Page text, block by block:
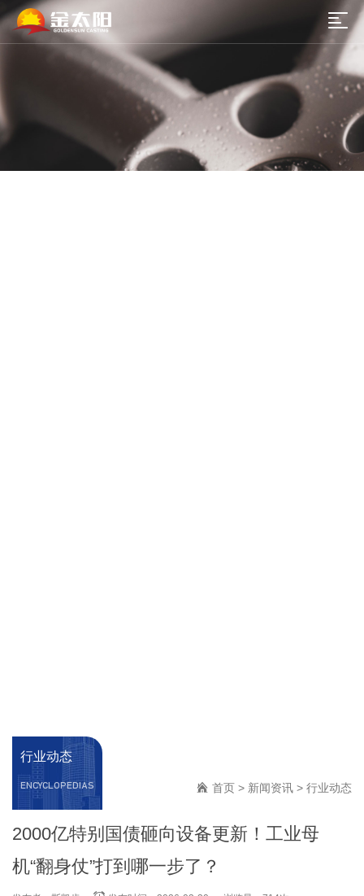
行业动态
ENCYCLOPEDIAS 首页 > 新闻资讯 > 行业动态
2000亿特别国债砸向设备更新！工业母
机“翻身仗”打到哪一步了？